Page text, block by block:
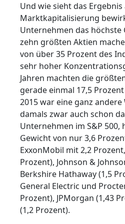
Und wie sieht das
Marktkapitalisierung
Unternehmen das höchste
zehn größten Aktien
von über 35 Prozent des
sehr hoher
Jahren machten die
gerade einmal 17,5
2015 war eine ganz
damals zwar auch schon
Unternehmen im S&P 500,
Gewicht von nur 3,6
ExxonMobil mit 2,2
Prozent), Johnson &
Berkshire Hathaway (1,5
General Electric und
Prozent), JPMorgan (1,43
(1,2 Prozent).